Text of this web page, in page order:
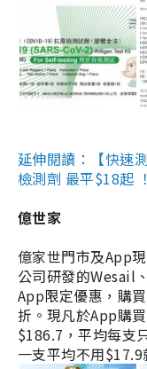
延伸閱讀：【快速
檢測劑 最平$18起
億世家
億家世門市及App
公司研發的Wesail
App限定優惠，購
折。現凡於App購
$186.7，平均每支
一支平均不用